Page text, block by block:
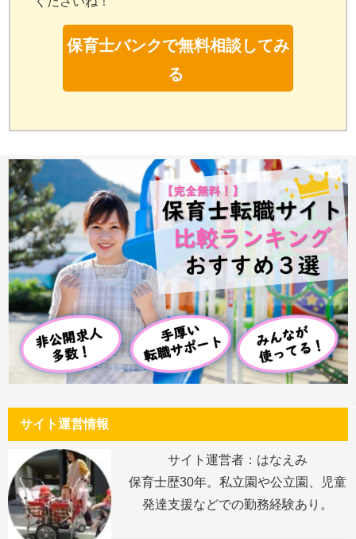
保育士バンクで無料相談してみ
る
サイト運営情報
サイト運営者：はなえみ
保育士歴30年。私立園や公立園、児童
発達支援などでの勤務経験あり。